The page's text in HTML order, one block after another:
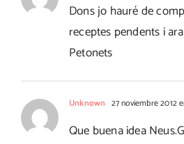
Dons jo hauré de
receptes pendents i
Petonets
Unknown 27 noviembre 2012
Que buena idea